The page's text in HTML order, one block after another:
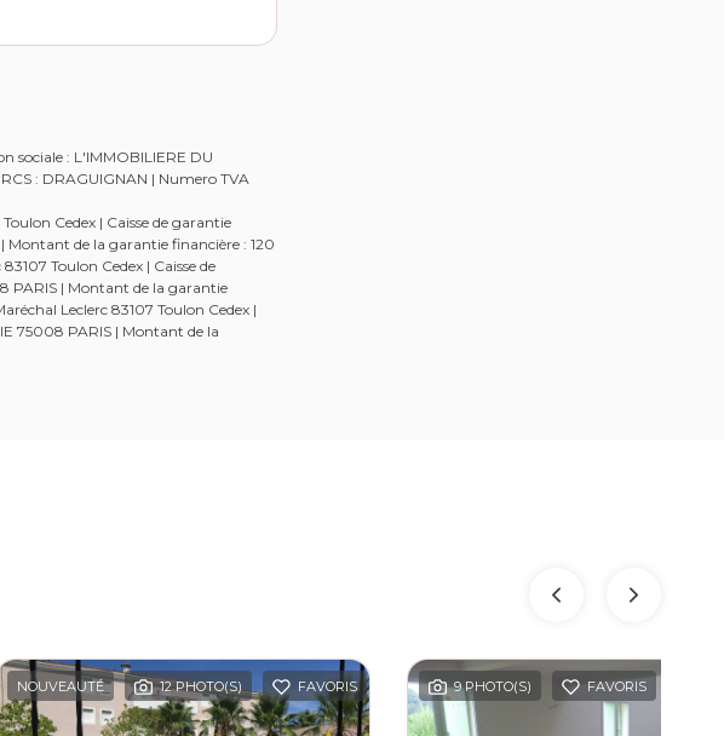
sociale : L'IMMOBILIERE DU
: DRAGUIGNAN | Numero TVA
Cedex | Caisse de garantie
| Montant de la garantie financière : 120
Toulon Cedex | Caisse de
PARIS | Montant de la garantie
Leclerc 83107 Toulon Cedex |
75008 PARIS | Montant de la
NOUVEAUTÉ 12 PHOTO(S) FAVORIS 9 PHOTO(S) FAVORIS